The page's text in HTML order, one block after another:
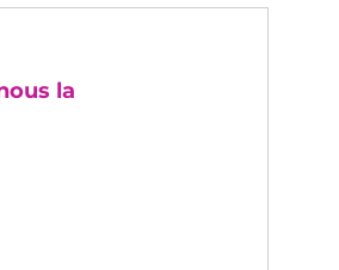
la